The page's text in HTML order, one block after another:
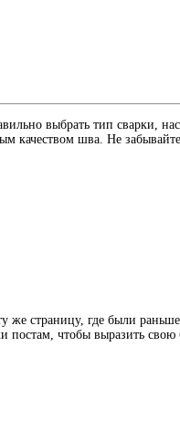
выбрать тип сварки,
качеством шва. Не
же страницу, где были
чтобы выразить свою